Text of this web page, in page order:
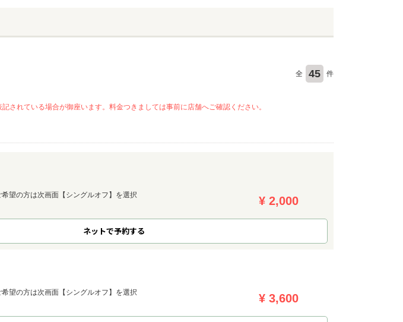
全
45 件
されている場合が御座います。料金つきましては事前に店舗へご確認ください。
望の方は次画面【シングルオフ】を選択
¥ 2,000
ネットで予約する
望の方は次画面【シングルオフ】を選択
¥ 3,600